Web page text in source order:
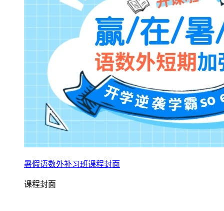
暑假语数外补习班课程封面
课程封面